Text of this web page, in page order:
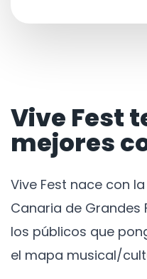
Vive Fest
mejores
Vive Fest nace con
Canaria de Grandes
los públicos que
el mapa musical/